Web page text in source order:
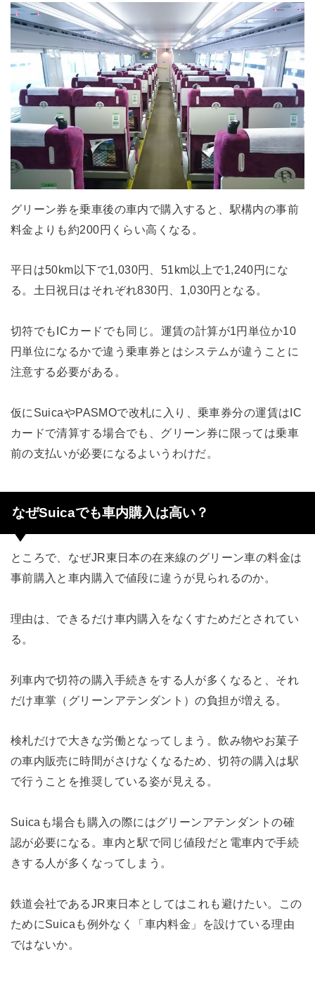
グリーン券を乗車後の車内で購入すると、駅構内の事前
料金よりも約200円くらい高くなる。
平日は50km以下で1,030円、51km以上で1,240円にな
る。土日祝日はそれぞれ830円、1,030円となる。
切符でもICカードでも同じ。運賃の計算が1円単位か10
円単位になるかで違う乗車券とはシステムが違うことに
注意する必要がある。
仮にSuicaやPASMOで改札に入り、乗車券分の運賃はIC
カードで清算する場合でも、グリーン券に限っては乗車
前の支払いが必要になるよいうわけだ。
なぜSuicaでも車内購入は高い？
ところで、なぜJR東日本の在来線のグリーン車の料金は
事前購入と車内購入で値段に違うが見られるのか。
理由は、できるだけ車内購入をなくすためだとされてい
る。
列車内で切符の購入手続きをする人が多くなると、それ
だけ車掌（グリーンアテンダント）の負担が増える。
検札だけで大きな労働となってしまう。飲み物やお菓子
の車内販売に時間がさけなくなるため、切符の購入は駅
で行うことを推奨している姿が見える。
Suicaも場合も購入の際にはグリーンアテンダントの確
認が必要になる。車内と駅で同じ値段だと電車内で手続
きする人が多くなってしまう。
鉄道会社であるJR東日本としてはこれも避けたい。この
ためにSuicaも例外なく「車内料金」を設けている理由
ではないか。